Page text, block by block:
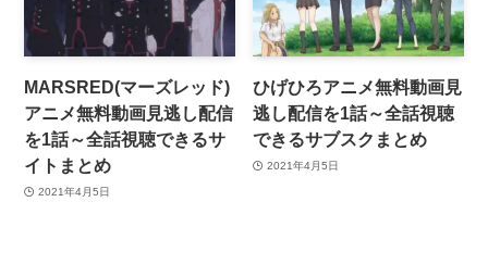
MARSRED(マーズレッド)
アニメ無料動画見逃し配信
を1話～全話視聴できるサ
イトまとめ
2021年4月5日
ひげひろアニメ無料動画見
逃し配信を1話～全話視聴
できるサブスクまとめ
2021年4月5日